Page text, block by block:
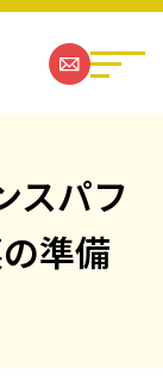
所一覧
スパフ
準備